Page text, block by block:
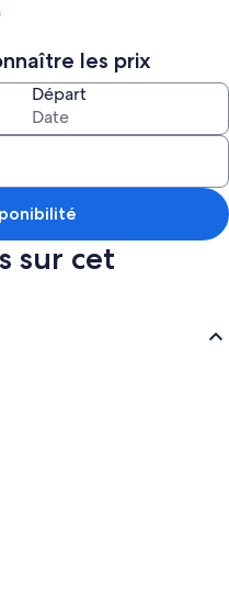
personnalisé et
comme un système de
chambres :
ou douche
les prix
Départ
sur cet